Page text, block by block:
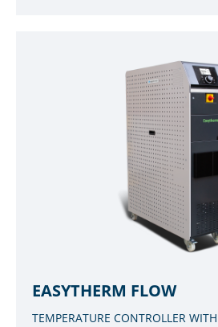
EASYTHERM FLOW
TEMPERATURE CONTROLLER